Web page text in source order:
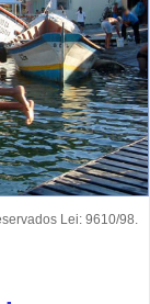
Lei: 9610/98.